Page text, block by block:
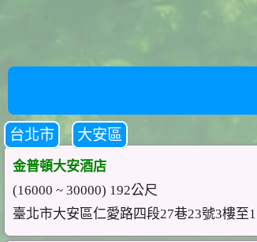
台北市 大安區
金普頓大安酒店
(16000 ~ 30000) 192公尺
臺北市大安區仁愛路四段27巷23號3樓至